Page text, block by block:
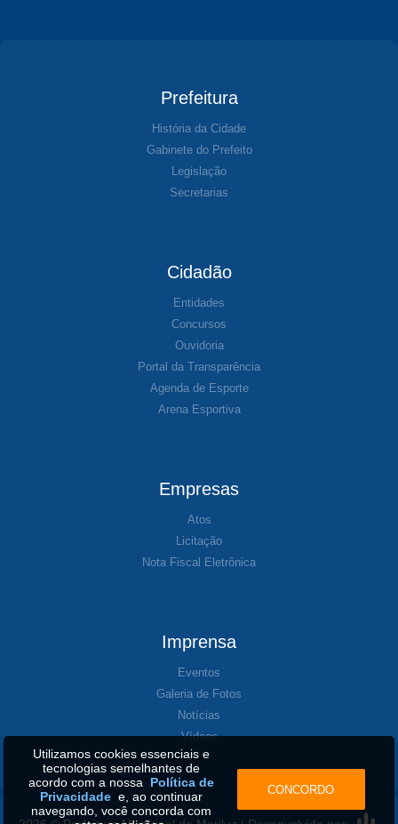
Prefeitura
História da Cidade
Gabinete do Prefeito
Legislação
Secretarias
Cidadão
Entidades
Concursos
Ouvidoria
Portal da Transparência
Agenda de Esporte
Arena Esportiva
Empresas
Atos
Licitação
Nota Fiscal Eletrônica
Imprensa
Eventos
Galeria de Fotos
Notícias
Vídeos
Utilizamos cookies essenciais e
tecnologias semelhantes de
acordo com a nossa Política de
Privacidadee, ao continuar
navegando, você concorda com
CONCORDO